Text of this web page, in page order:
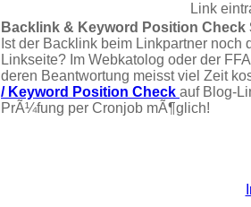
Link
Backlink & Keyword Position
Ist der Backlink beim Linkpartner noch
Linkseite? Im Webkatolog oder der
deren Beantwortung meisst viel Zeit
/ Keyword Position Check auf Blog-
PrÃ¼fung per Cronjob mÃ¶glich!